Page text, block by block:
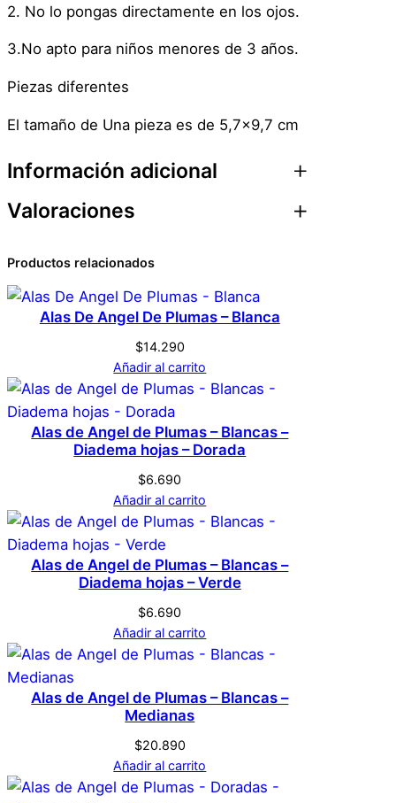
s
r
z
3
D
s
ñ
o
s
n
t
i
2. No lo pongas directamente en los ojos.
3.No apto para niños menores de 3 años.
Piezas diferentes
El tamaño de Una pieza es de 5,7×9,7 cm
Información adicional
Atributos
Dimensiones
Marca Genérica
Color Rojo
Valoraciones
0 valoraciones en
Tatuaje Temporal
Halloween Cosplay
Disfraz 30 Diseños
No hay valoraciones aún. Solo los usuarios
registrados que hayan comprado este
producto pueden hacer una valoración.
Productos relacionados
Alas De Angel De Plumas – Blanca
$14.290
Añadir al carrito
Alas de Angel de Plumas – Blancas –
Diadema hojas – Dorada
$6.690
Añadir al carrito
Alas de Angel de Plumas – Blancas –
Diadema hojas – Verde
$6.690
Añadir al carrito
Alas de Angel de Plumas – Blancas –
Medianas
$20.890
Añadir al carrito